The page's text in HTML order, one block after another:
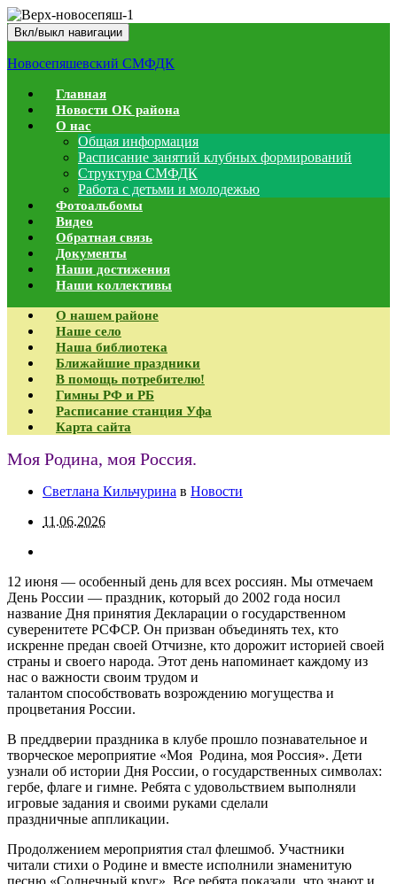
Вкл/выкл навигации
Новосепяшевский СМФДК
Главная
Новости ОК района
О нас
Общая информация
Расписание занятий клубных формирований
Структура СМФДК
Работа с детьми и молодежью
Фотоальбомы
Видео
Обратная связь
Документы
Наши достижения
Наши коллективы
О нашем районе
Наше село
Наша библиотека
Ближайшие праздники
В помощь потребителю!
Гимны РФ и РБ
Расписание станция Уфа
Карта сайта
Моя Родина, моя Россия.
Светлана Кильчурина в Новости
11.06.2026
12 июня — особенный день для всех россиян. Мы отмечаем
День России — праздник, который до 2002 года носил
название Дня принятия Декларации о государственном
суверенитете РСФСР. Он призван объединять тех, кто
искренне предан своей Отчизне, кто дорожит историей своей
страны и своего народа. Этот день напоминает каждому из
нас о важности своим трудом и
талантом способствовать возрождению могущества и
процветания России.
В преддверии праздника в клубе прошло познавательное и
творческое мероприятие «Моя Родина, моя Россия». Дети
узнали об истории Дня России, о государственных символах:
гербе, флаге и гимне. Ребята с удовольствием выполняли
игровые задания и своими руками сделали
праздничные аппликации.
Продолжением мероприятия стал флешмоб. Участники
читали стихи о Родине и вместе исполнили знаменитую
песню «Солнечный круг». Все ребята показали, что знают и